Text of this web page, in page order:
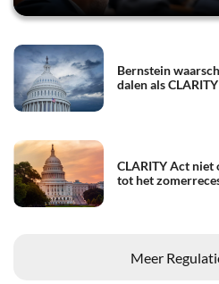
Bernstein
dalen als
CLARITY Act niet
tot het
Meer